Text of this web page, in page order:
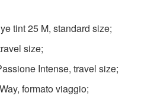
tint 25 M, standard size;
size;
Intense, travel size;
formato viaggio;